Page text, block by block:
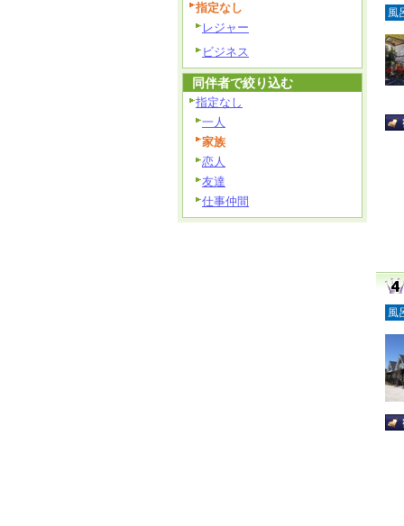
風
風
指定なし
レジャー
ビジネス
同伴者で絞り込む
指定なし
一人
家族
恋人
友達
仕事仲間